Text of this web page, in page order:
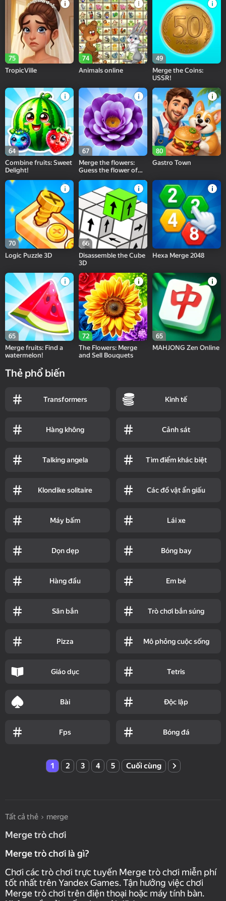
75
TropicVille
74
Animals online
49
Merge the Coins:
USSR!
64
Combine fruits: Sweet
Delight!
67
Merge the flowers:
Guess the flower of
80
Gastro Town
70
Logic Puzzle 3D
66
Disassemble the Cube
3D
Hexa Merge 2048
65
Merge fruits: Find a
watermelon!
72
The Flowers: Merge
and Sell Bouquets
65
MAHJONG Zen Online
Thẻ phổ biến
Transformers Kinh tế
Hàng không Cảnh sát
Talking angela Tìm điểm khác biệt
Klondike solitaire Các đồ vật ẩn giấu
Máy bấm Lái xe
Dọn dẹp Bóng bay
Hàng đầu Em bé
Săn bắn Trò chơi bắn súng
Pizza Mô phỏng cuộc sống
Giáo dục Tetris
Bài Độc lập
Fps Bóng đá
1 2 3 4 5 Cuối cùng
Tất cả thẻ merge
Merge trò chơi
Merge trò chơi là gì?
Chơi các trò chơi trực tuyến Merge trò chơi miễn phí
tốt nhất trên Yandex Games. Tận hưởng việc chơi
Merge trò chơi trên điện thoại hoặc máy tính bàn.